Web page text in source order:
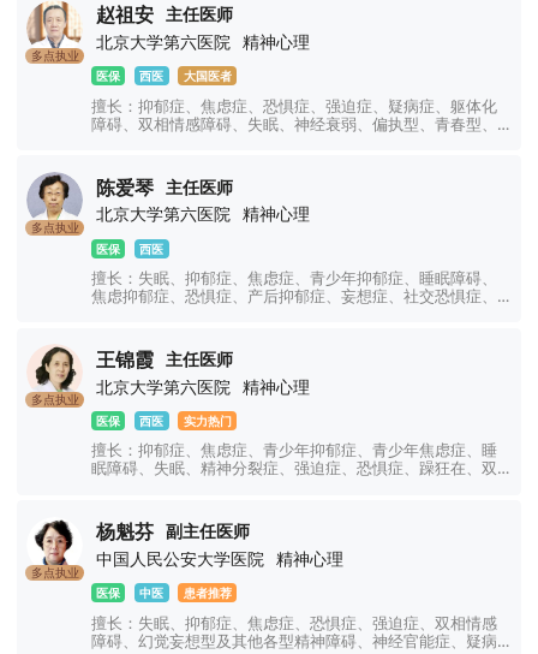
多点执业
赵祖安
主任医师
北京大学第六医院
精神心理
医保 西医 大国医者
擅长：抑郁症、焦虑症、恐惧症、强迫症、疑病症、躯体化
障碍、双相情感障碍、失眠、神经衰弱、偏执型、青春型、
神心理、睡眠障碍科、躁狂症、恐惧症、神经官能症、植物
神经紊乱、头痛头晕、更年期综合征、心理咨询、注意力不
集中、网瘾、青少年厌学叛逆等青少年儿童心理问题。
多点执业
陈爱琴
主任医师
北京大学第六医院
精神心理
医保 西医
擅长：失眠、抑郁症、焦虑症、青少年抑郁症、睡眠障碍、
焦虑抑郁症、恐惧症、产后抑郁症、妄想症、社交恐惧症、
体化障碍、神经官能症、植物神经紊乱、注意力不集中、网
瘾、青少年厌学叛逆等青少年儿童心理问题。
多点执业
王锦霞
主任医师
北京大学第六医院
精神心理
医保 西医 实力热门
擅长：抑郁症、焦虑症、青少年抑郁症、青少年焦虑症、睡
眠障碍、失眠、精神分裂症、强迫症、恐惧症、躁狂在、双
障碍、疑病症、妄想症、儿童焦虑抑郁症、创伤应激障碍、
神经衰弱、社交障碍、学习障碍、厌学、网瘾、青少年叛
逆、注意力不集中等精神心理疾病的诊治。
多点执业
杨魁芬
副主任医师
中国人民公安大学医院
精神心理
医保 中医 患者推荐
擅长：失眠、抑郁症、焦虑症、恐惧症、强迫症、双相情感
障碍、幻觉妄想型及其他各型精神障碍、神经官能症、疑病